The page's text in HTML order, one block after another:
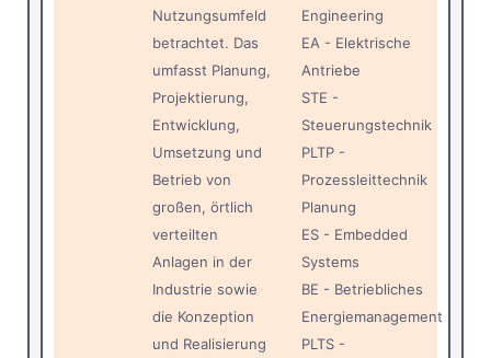
Nutzungsumfeld
betrachtet. Das
umfasst Planung,
Projektierung,
Entwicklung,
Umsetzung und
Betrieb von
großen, örtlich
verteilten
Anlagen in der
Industrie sowie
die Konzeption
und Realisierung
Engineering
EA - Elektrische
Antriebe
STE -
Steuerungstechnik
PLTP -
Prozessleittechnik
Planung
ES - Embedded
Systems
BE - Betriebliches
Energiemanagement
PLTS -